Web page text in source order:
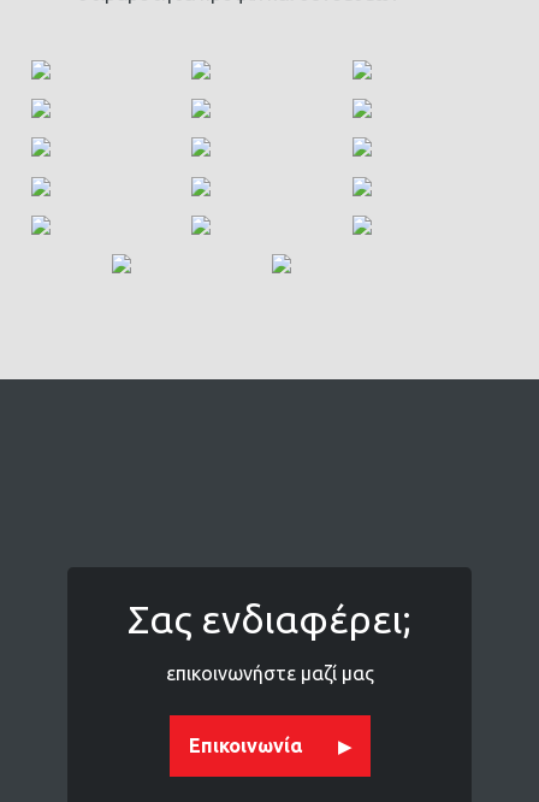
Σας ενδιαφέρει;
επικοινωνήστε μαζί μας
Επικοινωνία